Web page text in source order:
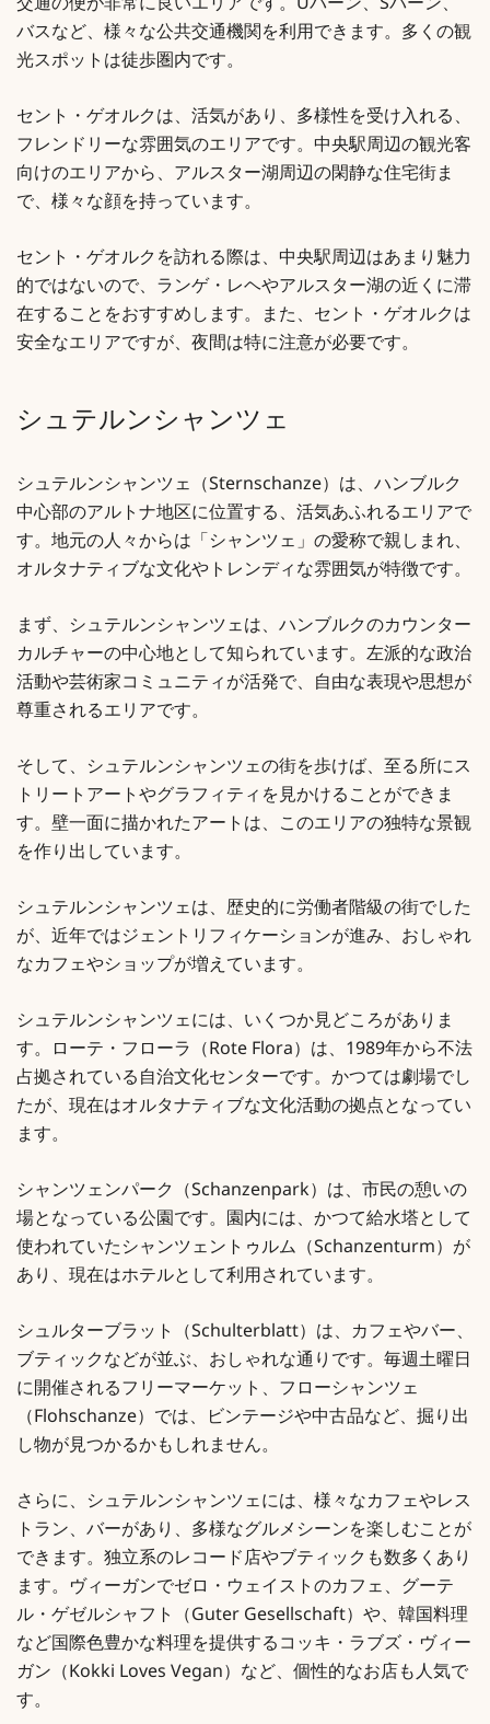
交通の便が非常に良いエリアです。Uバーン、Sバーン、
バスなど、様々な公共交通機関を利用できます。多くの観
光スポットは徒歩圏内です。
セント・ゲオルクは、活気があり、多様性を受け入れる、
フレンドリーな雰囲気のエリアです。中央駅周辺の観光客
向けのエリアから、アルスター湖周辺の閑静な住宅街ま
で、様々な顔を持っています。
セント・ゲオルクを訪れる際は、中央駅周辺はあまり魅力
的ではないので、ランゲ・レヘやアルスター湖の近くに滞
在することをおすすめします。また、セント・ゲオルクは
安全なエリアですが、夜間は特に注意が必要です。
シュテルンシャンツェ
シュテルンシャンツェ（Sternschanze）は、ハンブルク
中心部のアルトナ地区に位置する、活気あふれるエリアで
す。地元の人々からは「シャンツェ」の愛称で親しまれ、
オルタナティブな文化やトレンディな雰囲気が特徴です。
まず、シュテルンシャンツェは、ハンブルクのカウンター
カルチャーの中心地として知られています。左派的な政治
活動や芸術家コミュニティが活発で、自由な表現や思想が
尊重されるエリアです。
そして、シュテルンシャンツェの街を歩けば、至る所にス
トリートアートやグラフィティを見かけることができま
す。壁一面に描かれたアートは、このエリアの独特な景観
を作り出しています。
シュテルンシャンツェは、歴史的に労働者階級の街でした
が、近年ではジェントリフィケーションが進み、おしゃれ
なカフェやショップが増えています。
シュテルンシャンツェには、いくつか見どころがありま
す。ローテ・フローラ（Rote Flora）は、1989年から不法
占拠されている自治文化センターです。かつては劇場でし
たが、現在はオルタナティブな文化活動の拠点となってい
ます。
シャンツェンパーク（Schanzenpark）は、市民の憩いの
場となっている公園です。園内には、かつて給水塔として
使われていたシャンツェントゥルム（Schanzenturm）が
あり、現在はホテルとして利用されています。
シュルターブラット（Schulterblatt）は、カフェやバー、
ブティックなどが並ぶ、おしゃれな通りです。毎週土曜日
に開催されるフリーマーケット、フローシャンツェ
（Flohschanze）では、ビンテージや中古品など、掘り出
し物が見つかるかもしれません。
さらに、シュテルンシャンツェには、様々なカフェやレス
トラン、バーがあり、多様なグルメシーンを楽しむことが
できます。独立系のレコード店やブティックも数多くあり
ます。ヴィーガンでゼロ・ウェイストのカフェ、グーテ
ル・ゲゼルシャフト（Guter Gesellschaft）や、韓国料理
など国際色豊かな料理を提供するコッキ・ラブズ・ヴィー
ガン（Kokki Loves Vegan）など、個性的なお店も人気で
す。